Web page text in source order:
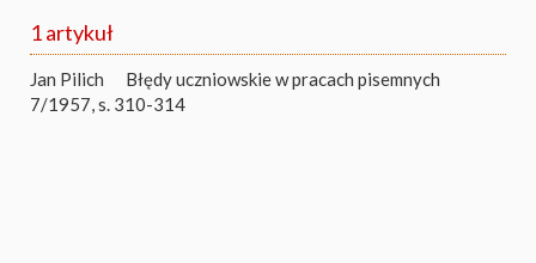
1 artykuł
Jan Pilich
Błędy uczniowskie w pracach pisemnych
7/1957, s. 310-314